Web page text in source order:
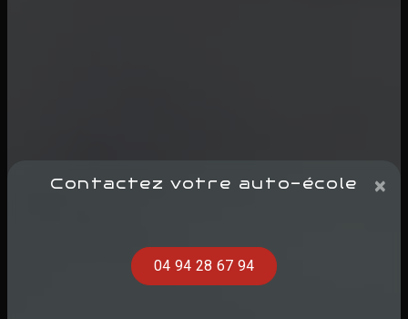
Contactez votre auto-école ×
04 94 28 67 94